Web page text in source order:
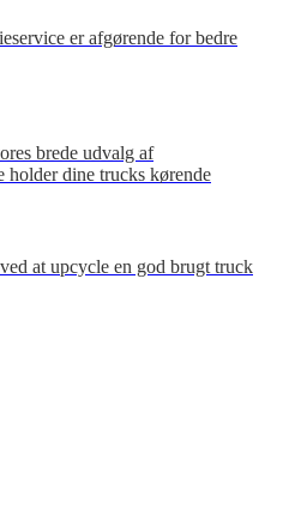
er afgørende for bedre
brede udvalg af
holder dine trucks kørende
at upcycle en god brugt truck